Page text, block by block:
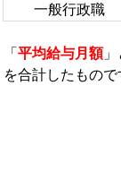
一般行政職
「 平均給与月額」
を合計したもので